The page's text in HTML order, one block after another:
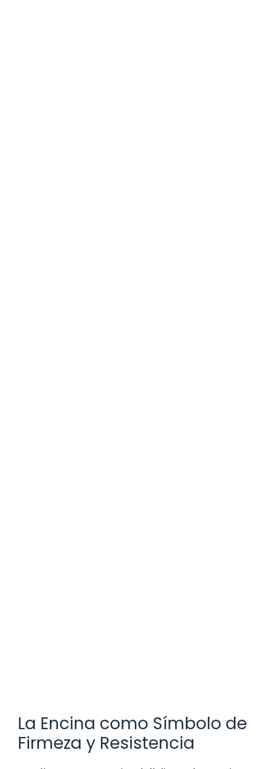
La Encina como Símbolo de
Firmeza y Resistencia